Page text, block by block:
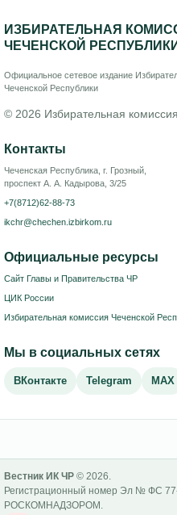
ИЗБИРАТЕЛЬНАЯ
ЧЕЧЕНСКОЙ РЕСПУБЛИКИ
Официальное сетевое издание
Чеченской Республики
© 2026 Избирательная
Контакты
Чеченская Республика, г. Грозный,
проспект А. А. Кадырова, 3/25
+7(8712)62-88-73
ikchr@chechen.izbirkom.ru
Официальные ресурсы
Сайт Главы и Правительства ЧР
ЦИК России
Избирательная комиссия Чеченской
Мы в социальных сетях
ВКонтакте Telegram MAX
Вестник ИК ЧР © 2026.
Регистрационный номер Эл № ФС
РОСКОМНАДЗОРОМ.